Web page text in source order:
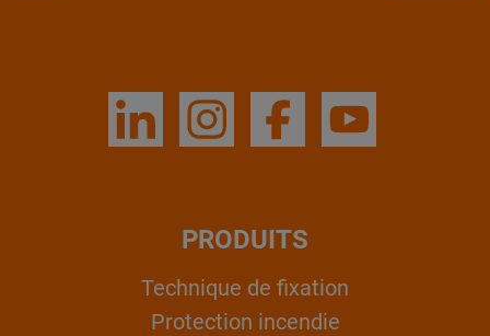
PRODUITS
Technique de fixation
Protection incendie